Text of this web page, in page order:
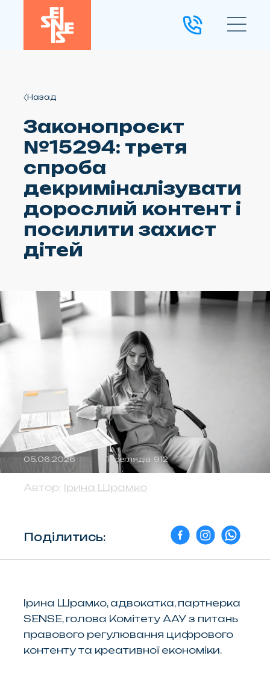
Назад
Законопроєкт
№15294: третя
спроба
декриміналізувати
дорослий контент і
посилити захист
дітей
05.06.2026 Переглядів: 912
Автор: Ірина Шрамко
Поділитись:
Ірина Шрамко, адвокатка, партнерка
SENSE, голова Комітету ААУ з питань
правового регулювання цифрового
контенту та креативної економіки.